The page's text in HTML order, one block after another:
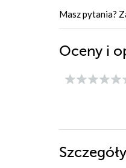
Masz pytania?
Oceny i
Szczegóły